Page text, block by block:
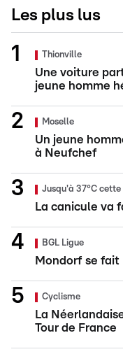
Les plus lus
Thionville
Une voiture
jeune homme
Moselle
Un jeune
à Neufchef
Jusqu'à 37°C cette
La canicule va
BGL Ligue
Mondorf se fait
Cyclisme
La
Tour de France